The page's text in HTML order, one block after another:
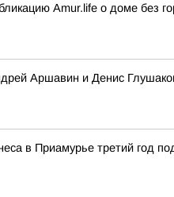
Amur.life о доме без
Аршавин и Денис
в Приамурье третий год